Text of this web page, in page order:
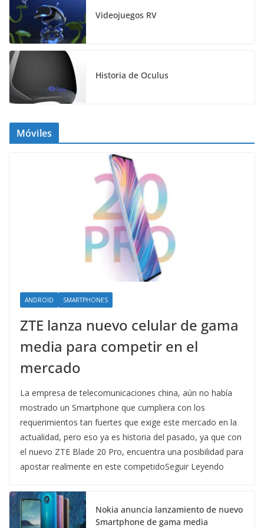
Videojuegos RV
Historia de Oculus
Móviles
ANDROID SMARTPHONES
ZTE lanza nuevo celular de gama
media para competir en el
mercado
La empresa de telecomunicaciones china, aún no había
mostrado un Smartphone que cumpliera con los
requerimientos tan fuertes que exige este mercado en la
actualidad, pero eso ya es historia del pasado, ya que con
el nuevo ZTE Blade 20 Pro, encuentra una posibilidad para
apostar realmente en este competidoSeguir Leyendo
Nokia anuncia lanzamiento de nuevo
Smartphone de gama media